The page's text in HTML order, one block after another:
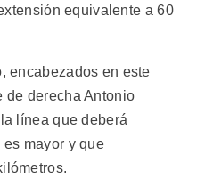
equivalente a 60
encabezados en este
de derecha Antonio
línea que deberá
mayor y que